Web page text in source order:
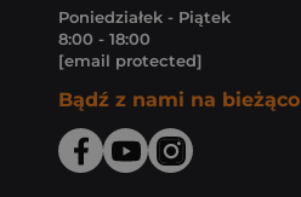
Poniedziałek - Piątek
8:00 - 18:00
[email protected]
Bądź z nami na bieżąco